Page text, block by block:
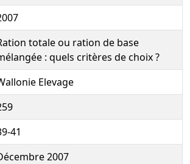
totale ou ration de base
: quels critères de choix ?
Elevage
41
2007